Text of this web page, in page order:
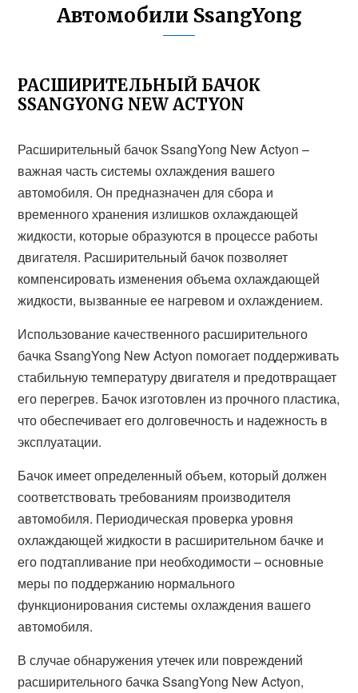
Автомобили SsangYong
РАСШИРИТЕЛЬНЫЙ БАЧОК
SSANGYONG NEW ACTYON
Расширительный бачок SsangYong New Actyon –
важная часть системы охлаждения вашего
автомобиля. Он предназначен для сбора и
временного хранения излишков охлаждающей
жидкости, которые образуются в процессе работы
двигателя. Расширительный бачок позволяет
компенсировать изменения объема охлаждающей
жидкости, вызванные ее нагревом и охлаждением.
Использование качественного расширительного
бачка SsangYong New Actyon помогает поддерживать
стабильную температуру двигателя и предотвращает
его перегрев. Бачок изготовлен из прочного пластика,
что обеспечивает его долговечность и надежность в
эксплуатации.
Бачок имеет определенный объем, который должен
соответствовать требованиям производителя
автомобиля. Периодическая проверка уровня
охлаждающей жидкости в расширительном бачке и
его подтапливание при необходимости – основные
меры по поддержанию нормального
функционирования системы охлаждения вашего
автомобиля.
В случае обнаружения утечек или повреждений
расширительного бачка SsangYong New Actyon,